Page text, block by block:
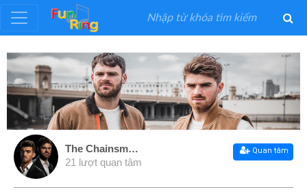
Đăng
ký
Đăng
nhập
Thể
The Chainsmokers
21 lượt quan tâm
Quan tâm